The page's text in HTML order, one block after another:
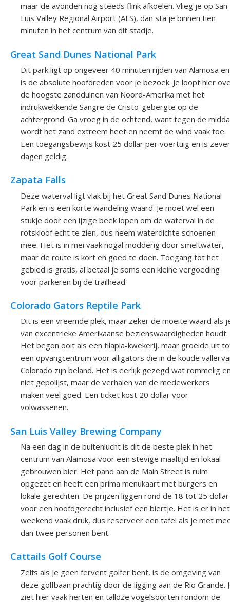
maar de avonden nog steeds flink afkoelen. Vlieg je op San
Luis Valley Regional Airport (ALS), dan sta je binnen tien
minuten in het centrum van dit stadje.
Great Sand Dunes National Park
Dit park ligt op ongeveer 40 minuten rijden van Alamosa en
is de absolute hoofdreden voor je bezoek. Je loopt hier
de hoogste zandduinen van Noord-Amerika met het
indrukwekkende Sangre de Cristo-gebergte op de
achtergrond. Ga vroeg in de ochtend, want tegen de
wordt het zand extreem heet en neemt de wind vaak toe.
Een toegangsbewijs kost 25 dollar per voertuig en is
dagen geldig.
Zapata Falls
Deze waterval ligt vlak bij het Great Sand Dunes National
Park en is een korte wandeling waard. Je moet wel een
stukje door een ijzige beek lopen om de waterval in de
rotskloof echt te zien, dus neem waterdichte schoenen
mee. Het is in mei vaak nogal modderig door smeltwater,
maar de route is kort en goed te doen. Toegang tot het
gebied is gratis, al betaal je soms een kleine vergoeding
voor parkeren bij de trailhead.
Colorado Gators Reptile Park
Dit is een vreemde plek, maar zeker de moeite waard als
van excentrieke Amerikaanse bezienswaardigheden houdt.
Het begon ooit als een tilapia-kwekerij, maar groeide uit
een opvangcentrum voor alligators die in de koude vallei
Colorado zijn beland. Het is eerlijk gezegd wat rommelig
niet gepolijst, maar de verhalen van de medewerkers
maken veel goed. Een ticket kost 20 dollar voor
volwassenen.
San Luis Valley Brewing Company
Na een dag in de buitenlucht is dit de beste plek in het
centrum van Alamosa voor een stevige maaltijd en lokaal
gebrouwen bier. Het pand aan de Main Street is ruim
opgezet en heeft een prima menukaart met burgers en
lokale gerechten. De prijzen liggen rond de 18 tot 25 dollar
voor een hoofdgerecht inclusief een biertje. Het is er in het
weekend vaak druk, dus reserveer een tafel als je met
dan twee personen bent.
Cattails Golf Course
Zelfs als je geen fervent golfer bent, is de omgeving van
deze golfbaan prachtig door de ligging aan de Rio Grande.
ziet hier vaak herten en talloze vogelsoorten rondom de